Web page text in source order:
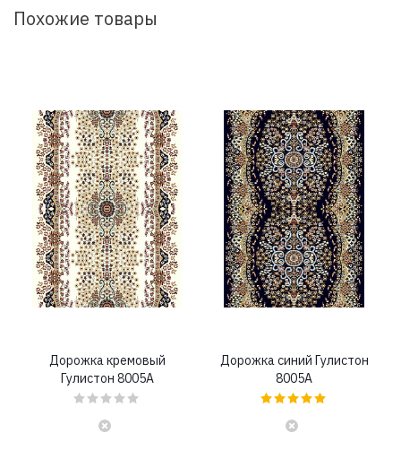
Похожие товары
Дорожка кремовый
Гулистон 8005A
Дорожка синий Гулистон
8005A